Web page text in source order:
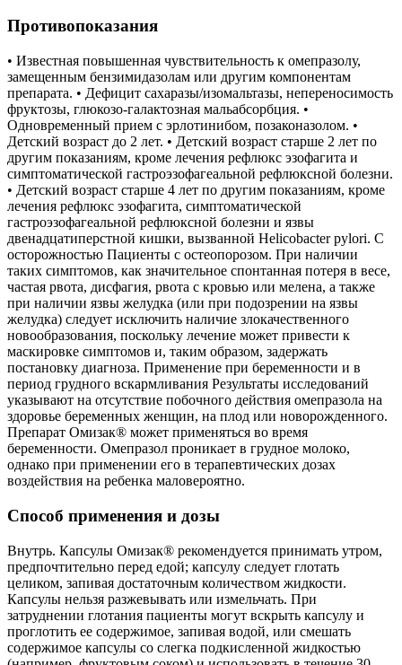
Противопоказания
• Известная повышенная чувствительность к омепразолу,
замещенным бензимидазолам или другим компонентам
препарата. • Дефицит сахаразы/изомальтазы, непереносимость
фруктозы, глюкозо-галактозная мальабсорбция. •
Одновременный прием с эрлотинибом, позаконазолом. •
Детский возраст до 2 лет. • Детский возраст старше 2 лет по
другим показаниям, кроме лечения рефлюкс эзофагита и
симптоматической гастроэзофагеальной рефлюксной болезни.
• Детский возраст старше 4 лет по другим показаниям, кроме
лечения рефлюкс эзофагита, симптоматической
гастроэзофагеальной рефлюксной болезни и язвы
двенадцатиперстной кишки, вызванной Helicobacter pylori. С
осторожностью Пациенты с остеопорозом. При наличии
таких симптомов, как значительное спонтанная потеря в весе,
частая рвота, дисфагия, рвота с кровью или мелена, а также
при наличии язвы желудка (или при подозрении на язвы
желудка) следует исключить наличие злокачественного
новообразования, поскольку лечение может привести к
маскировке симптомов и, таким образом, задержать
постановку диагноза. Применение при беременности и в
период грудного вскармливания Результаты исследований
указывают на отсутствие побочного действия омепразола на
здоровье беременных женщин, на плод или новорожденного.
Препарат Омизак® может применяться во время
беременности. Омепразол проникает в грудное молоко,
однако при применении его в терапевтических дозах
воздействия на ребенка маловероятно.
Способ применения и дозы
Внутрь. Капсулы Омизак® рекомендуется принимать утром,
предпочтительно перед едой; капсулу следует глотать
целиком, запивая достаточным количеством жидкости.
Капсулы нельзя разжевывать или измельчать. При
затруднении глотания пациенты могут вскрыть капсулу и
проглотить ее содержимое, запивая водой, или смешать
содержимое капсулы со слегка подкисленной жидкостью